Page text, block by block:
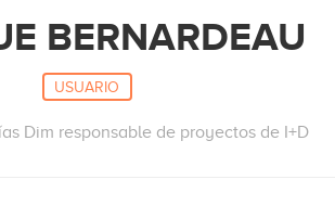
BERNARDEAU
USUARIO
Dim responsable de proyectos de I+D